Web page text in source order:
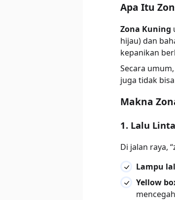
Apa Itu
Zona Kuning
hijau) dan
kepanikan
Secara
juga tidak
Makna
1. Lalu
Di jalan raya,
Lampu
Yellow